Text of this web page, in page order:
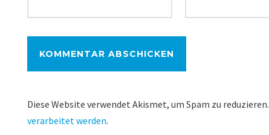
Diese Website verwendet Akismet, um Spam zu reduzieren.
verarbeitet werden.